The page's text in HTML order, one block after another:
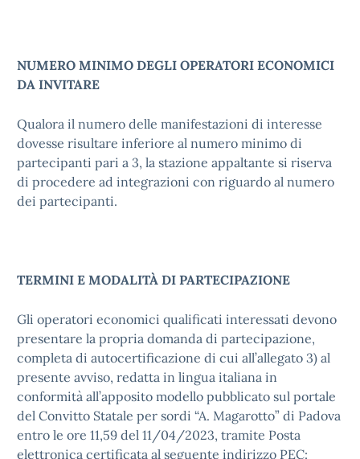
NUMERO MINIMO DEGLI OPERATORI ECONOMICI
DA INVITARE
Qualora il numero delle manifestazioni di interesse
dovesse risultare inferiore al numero minimo di
partecipanti pari a 3, la stazione appaltante si riserva
di procedere ad integrazioni con riguardo al numero
dei partecipanti.
TERMINI E MODALITÀ DI PARTECIPAZIONE
Gli operatori economici qualificati interessati devono
presentare la propria domanda di partecipazione,
completa di autocertificazione di cui all’allegato 3) al
presente avviso, redatta in lingua italiana in
conformità all’apposito modello pubblicato sul portale
del Convitto Statale per sordi “A. Magarotto” di Padova
entro le ore 11,59 del 11/04/2023, tramite Posta
elettronica certificata al seguente indirizzo PEC: